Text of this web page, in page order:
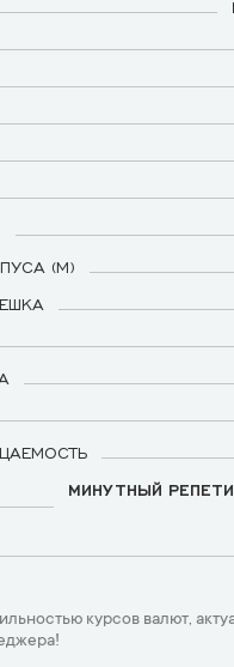
(М)
МИНУТНЫЙ
курсов валют,